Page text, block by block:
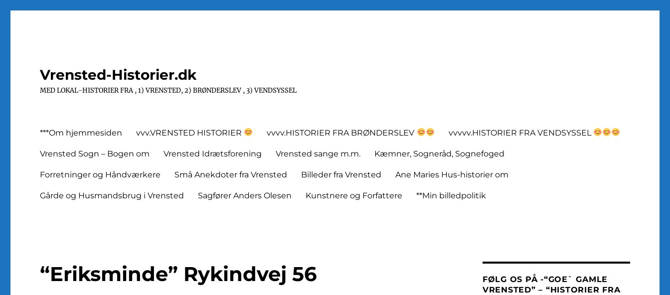
Vrensted-Historier.dk
MED LOKAL-HISTORIER FRA , 1) VRENSTED, 2) BRØNDERSLEV , 3) VENDSYSSEL
***Om hjemmesiden vvv.VRENSTED HISTORIER vvvv.HISTORIER FRA BRØNDERSLEV vvvvv.HISTORIER FRA VENDSYSSEL
Vrensted Sogn – Bogen om Vrensted Idrætsforening Vrensted sange m.m. Kæmner, Sogneråd, Sognefoged
Forretninger og Håndværkere Små Anekdoter fra Vrensted Billeder fra Vrensted Ane Maries Hus-historier om
Gårde og Husmandsbrug i Vrensted Sagfører Anders Olesen Kunstnere og Forfattere **Min billedpolitik
“Eriksminde” Rykindvej 56
FØLG OS PÅ -“GOE` GAMLE
VRENSTED” – “HISTORIER FRA